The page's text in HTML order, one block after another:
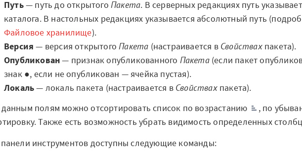
Мастерская Loginom
Кубок Loginom
Клиенты
Проекты
Блог
Вики
Рецепт продвинутой
На высоту enterprise-
аналитики
О компании
Контакты
Путь— путь до открытого Пакета. В серверных редакциях путь
каталога. В настольных редакциях указывается абсолютный путь
Файловое хранилище).
Версия — версия открытого Пакета (настраивается в Свойствахпакета).
Опубликован— признак опубликованного Пакета(если пакет
знак ●, если не опубликован — ячейка пустая).
Локаль— локаль пакета (настраивается в Свойствахпакета).
полям можно отсортировать список по возрастанию
, по
Также есть возможность убрать видимость определенных
инструментов доступны следующие команды: